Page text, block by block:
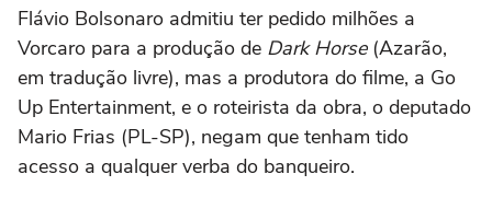
Flávio Bolsonaro admitiu ter pedido milhões a
Vorcaro para a produção de Dark Horse(Azarão,
em tradução livre), mas a produtora do filme, a Go
Up Entertainment, e o roteirista da obra, o deputado
Mario Frias (PL-SP), negam que tenham tido
acesso a qualquer verba do banqueiro.